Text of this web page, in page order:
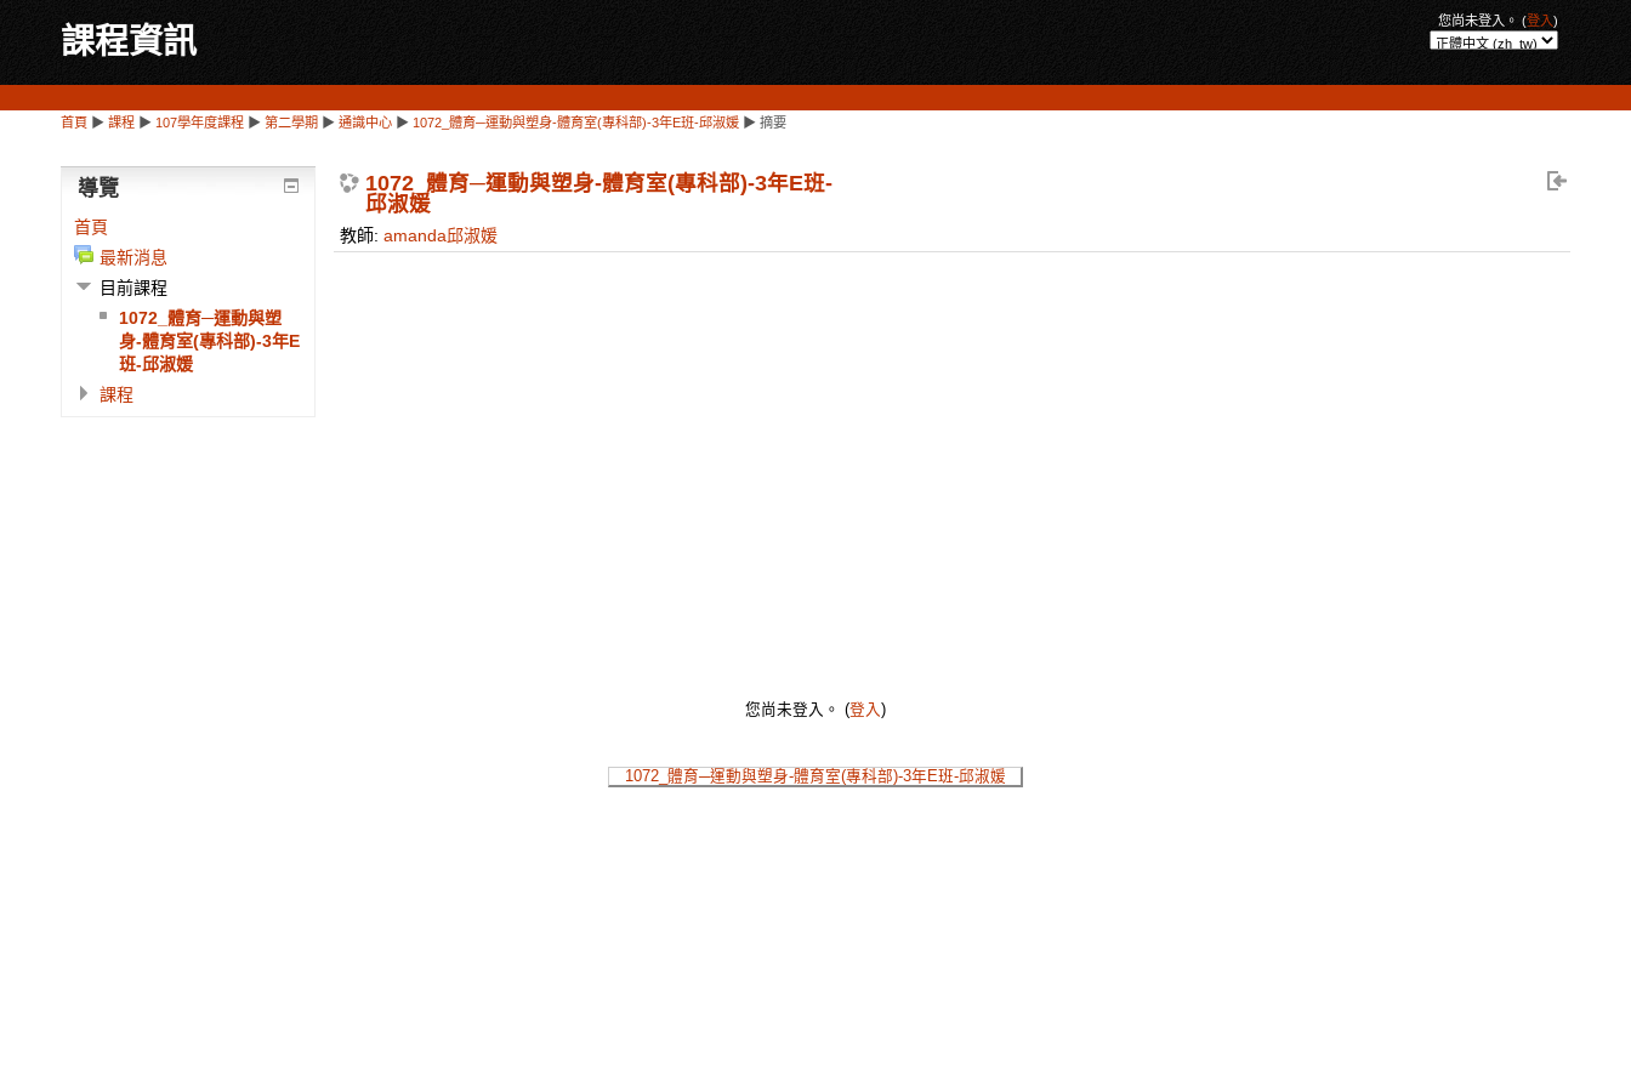
課程資訊
您尚未登入。 (登入)
首頁 ▶ 課程 ▶ 107學年度課程 ▶ 第二學期 ▶ 通識中心 ▶ 1072_體育─運動與塑身-體育室(專科部)-3年E班-邱淑媛 ▶ 摘要
1072_體育─運動與塑身-體育室(專科部)-3年E班-
邱淑媛
教師: amanda邱淑媛
導覽
首頁
最新消息
目前課程
1072_體育─運動與塑
身-體育室(專科部)-3年E
班-邱淑媛
課程
您尚未登入。 (登入 )
1072_體育─運動與塑身-體育室(專科部)-3年E班-邱淑媛